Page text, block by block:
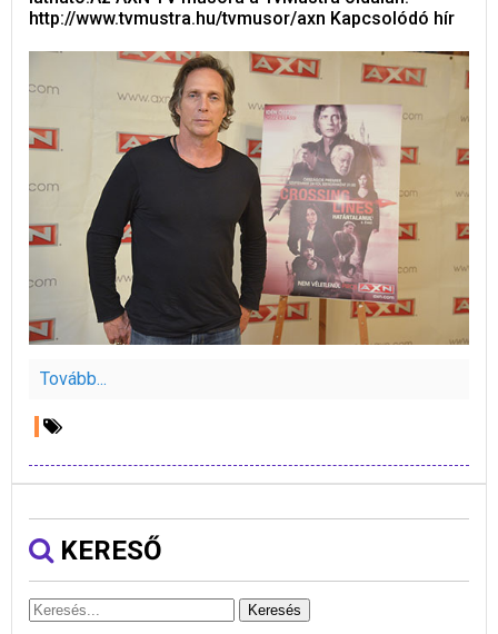
http://www.tvmustra.hu/tvmusor/axn Kapcsolódó hír
Tovább...
KERESŐ
Keresés